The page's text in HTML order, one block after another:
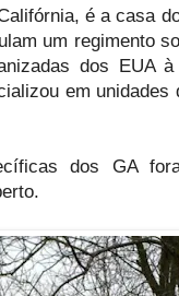
é a casa
um regimento
dos EUA
em
dos GA